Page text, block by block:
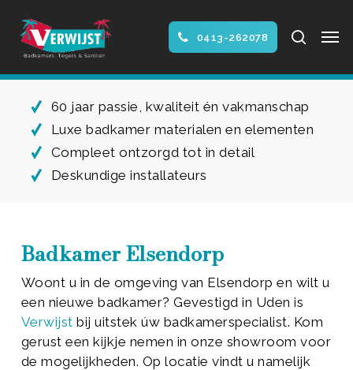
main
0413-262078 search
60 jaar passie, kwaliteit én vakmanschap
Luxe badkamer materialen en elementen
Compleet ontzorgd tot in detail
Deskundige installateurs
Badkamer Elsendorp
Woont u in de omgeving van Elsendorp en wilt u
een nieuwe badkamer? Gevestigd in Uden is
Verwijst bij uitstek úw badkamerspecialist. Kom
gerust een kijkje nemen in onze showroom voor
de mogelijkheden. Op locatie vindt u namelijk